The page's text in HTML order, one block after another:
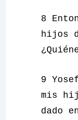
8
hijos
9
mis
dado